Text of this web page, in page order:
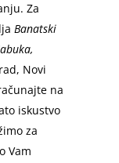
Za
Banatski
Novi
na
iskustvo
za
Vam